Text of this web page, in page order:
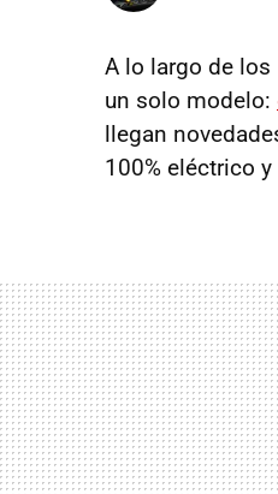
A lo largo de
un solo modelo:
llegan
100% eléctrico